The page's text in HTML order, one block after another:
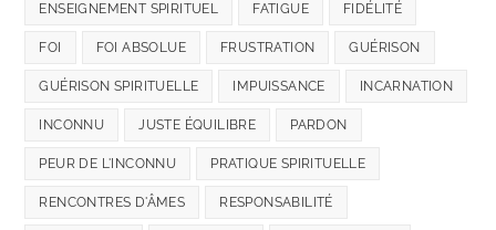
ENSEIGNEMENT SPIRITUEL FATIGUE FIDÉLITÉ
FOI FOI ABSOLUE FRUSTRATION GUÉRISON
GUÉRISON SPIRITUELLE IMPUISSANCE INCARNATION
INCONNU JUSTE ÉQUILIBRE PARDON
PEUR DE L'INCONNU PRATIQUE SPIRITUELLE
RENCONTRES D'ÂMES RESPONSABILITÉ